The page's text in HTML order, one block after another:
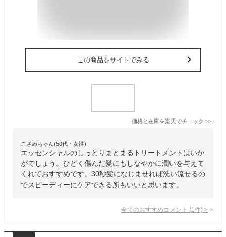
この商品をサイトでみる
価格と在庫を楽天でチェック >>
こさめちゃん(50代・女性)
エッセンシャルのしっとりまとまるトリートメントはいか
がでしょう。ひどく傷んだ髪にもしなやかに潤いを与えて
くれておすすめです。30秒髪になじませれば洗い流せるの
でスピーディーにケアできる所もいいと思います。
全てのおすすめコメント (1 件) >